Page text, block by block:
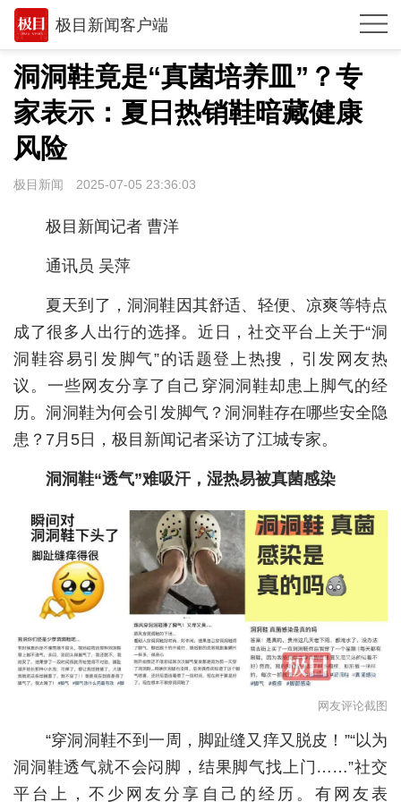
极目新闻客户端
推荐
观点
时政
湖北
专题
极客圈
经济
城建
科教
悠游
相亲
汽车
房产
消费
文化
洞洞鞋竟是“真菌培养皿”？专
家表示：夏日热销鞋暗藏健康
风险
极目新闻 2025-07-05 23:36:03
极目新闻记者 曹洋
通讯员 吴萍
夏天到了，洞洞鞋因其舒适、轻便、凉爽等特点
成了很多人出行的选择。近日，社交平台上关于“洞
洞鞋容易引发脚气”的话题登上热搜，引发网友热
议。一些网友分享了自己穿洞洞鞋却患上脚气的经
历。洞洞鞋为何会引发脚气？洞洞鞋存在哪些安全隐
患？7月5日，极目新闻记者采访了江城专家。
洞洞鞋“透气”难吸汗，湿热易被真菌感染
网友评论截图
“穿洞洞鞋不到一周，脚趾缝又痒又脱皮！”“以为
洞洞鞋透气就不会闷脚，结果脚气找上门……”社交
平台上，不少网友分享自己的经历。有网友表